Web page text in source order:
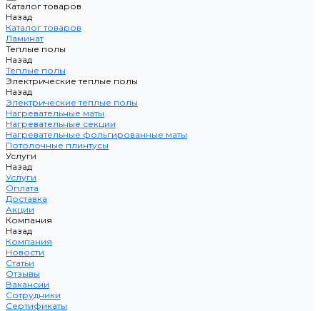
Каталог товаров
Назад
Каталог товаров
Ламинат
Теплые полы
Назад
Теплые полы
Электрические теплые полы
Назад
Электрические теплые полы
Нагревательные маты
Нагревательные секции
Нагревательные фольгированные маты
Потолочные плинтусы
Услуги
Назад
Услуги
Оплата
Доставка
Акции
Компания
Назад
Компания
Новости
Статьи
Отзывы
Вакансии
Сотрудники
Сертификаты